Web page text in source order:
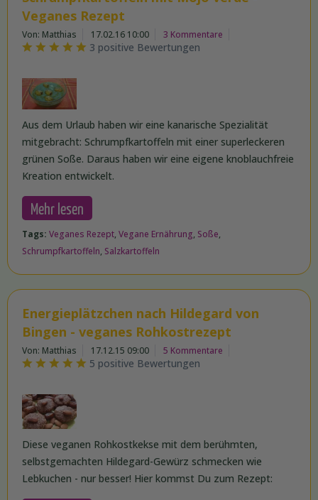
Veganes Rezept
Von: Matthias 17.02.16 10:00 3 Kommentare
3 positive Bewertungen
Aus dem Urlaub haben wir eine kanarische Spezialität
mitgebracht: Schrumpfkartoffeln mit einer superleckeren
grünen Soße. Daraus haben wir eine eigene knoblauchfreie
Kreation entwickelt.
Mehr lesen
Tags: Veganes Rezept, Vegane Ernährung, Soße,
Schrumpfkartoffeln, Salzkartoffeln
Energieplätzchen nach Hildegard von
Bingen - veganes Rohkostrezept
Von: Matthias 17.12.15 09:00 5 Kommentare
5 positive Bewertungen
Diese veganen Rohkostkekse mit dem berühmten,
selbstgemachten Hildegard-Gewürz schmecken wie
Lebkuchen - nur besser! Hier kommst Du zum Rezept: